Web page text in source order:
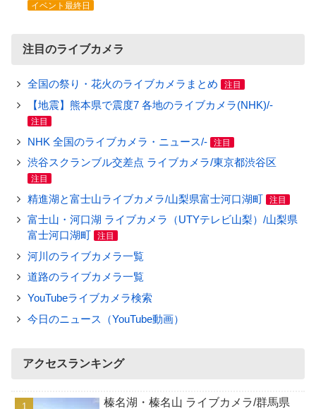
イベント最終日
注目のライブカメラ
全国の祭り・花火のライブカメラまとめ 注目
【地震】熊本県で震度7 各地のライブカメラ(NHK)/-
注目
NHK 全国のライブカメラ・ニュース/- 注目
渋谷スクランブル交差点 ライブカメラ/東京都渋谷区
注目
精進湖と富士山ライブカメラ/山梨県富士河口湖町 注目
富士山・河口湖 ライブカメラ（UTYテレビ山梨）/山梨県
富士河口湖町
注目
河川のライブカメラ一覧
道路のライブカメラ一覧
YouTubeライブカメラ検索
今日のニュース（YouTube動画）
アクセスランキング
榛名湖・榛名山 ライブカメラ/群馬県